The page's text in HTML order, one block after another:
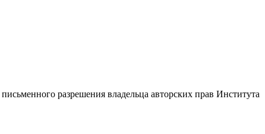
разрешения владельца авторских прав Института